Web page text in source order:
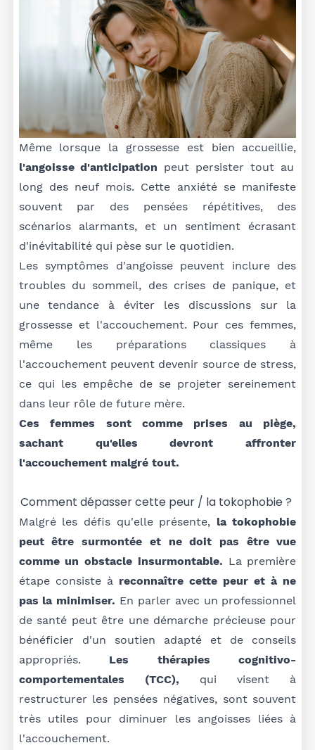
Même lorsque la grossesse est bien accueillie,
l'angoisse d'anticipation peut persister tout au
long des neuf mois. Cette anxiété se manifeste
souvent par des pensées répétitives, des
scénarios alarmants, et un sentiment écrasant
d'inévitabilité qui pèse sur le quotidien.
Les symptômes d'angoisse peuvent inclure des
troubles du sommeil, des crises de panique, et
une tendance à éviter les discussions sur la
grossesse et l'accouchement. Pour ces femmes,
même les préparations classiques à
l'accouchement peuvent devenir source de stress,
ce qui les empêche de se projeter sereinement
dans leur rôle de future mère.
Ces femmes sont comme prises au piège,
sachant qu'elles devront affronter
l'accouchement malgré tout.
Comment dépasser cette peur / la tokophobie ?
Malgré les défis qu'elle présente, la tokophobie
peut être surmontée et ne doit pas être vue
comme un obstacle insurmontable. La première
étape consiste à reconnaître cette peur et à ne
pas la minimiser. En parler avec un professionnel
de santé peut être une démarche précieuse pour
bénéficier d'un soutien adapté et de conseils
appropriés. Les thérapies cognitivo-
comportementales (TCC), qui visent à
restructurer les pensées négatives, sont souvent
très utiles pour diminuer les angoisses liées à
l'accouchement.